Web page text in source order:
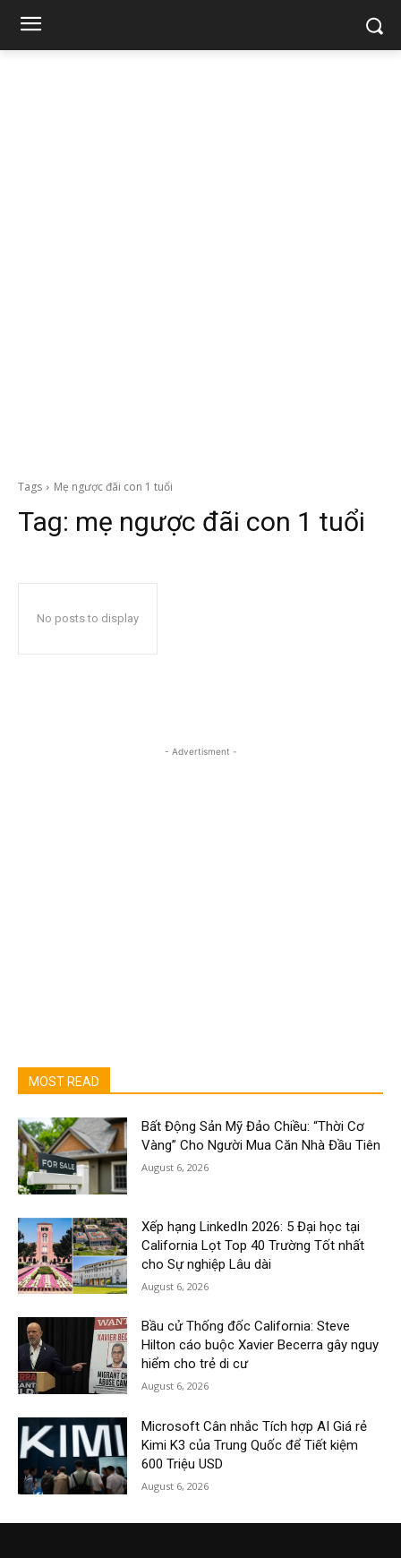
Tags Mẹ ngược đãi con 1 tuổi
Tag: mẹ ngược đãi con 1 tuổi
No posts to display
- Advertisment -
MOST READ
Bất Động Sản Mỹ Đảo Chiều: “Thời Cơ
Vàng” Cho Người Mua Căn Nhà Đầu Tiên
August 6, 2026
Xếp hạng LinkedIn 2026: 5 Đại học tại
California Lọt Top 40 Trường Tốt nhất
cho Sự nghiệp Lâu dài
August 6, 2026
Bầu cử Thống đốc California: Steve
Hilton cáo buộc Xavier Becerra gây nguy
hiểm cho trẻ di cư
August 6, 2026
Microsoft Cân nhắc Tích hợp AI Giá rẻ
Kimi K3 của Trung Quốc để Tiết kiệm
600 Triệu USD
August 6, 2026